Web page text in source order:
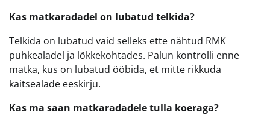
Kas matkaradadel on lubatud telkida?
Telkida on lubatud vaid selleks ette nähtud RMK
puhkealadel ja lõkkekohtades. Palun kontrolli enne
matka, kus on lubatud ööbida, et mitte rikkuda
kaitsealade eeskirju.
Kas ma saan matkaradadele tulla koeraga?